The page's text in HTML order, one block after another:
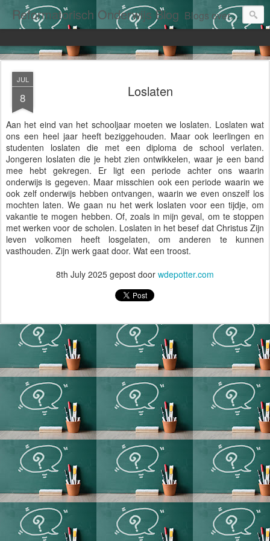
Reformatorisch Onderwijs Blog Blogs over het reformatorisch onderwijs door W. (Willem) J. de Potter.
JUL
8 Loslaten
Aan het eind van het schooljaar moeten we loslaten. Loslaten wat
ons een heel jaar heeft beziggehouden. Maar ook leerlingen en
studenten loslaten die met een diploma de school verlaten.
Jongeren loslaten die je hebt zien ontwikkelen, waar je een band
mee hebt gekregen. Er ligt een periode achter ons waarin
onderwijs is gegeven. Maar misschien ook een periode waarin we
ook zelf onderwijs hebben ontvangen, waarin we even onszelf los
mochten laten. We gaan nu het werk loslaten voor een tijdje, om
vakantie te mogen hebben. Of, zoals in mijn geval, om te stoppen
met werken voor de scholen. Loslaten in het besef dat Christus Zijn
leven volkomen heeft losgelaten, om anderen te kunnen
vasthouden. Zijn werk gaat door. Wat een troost.
8th July 2025 gepost door wdepotter.com